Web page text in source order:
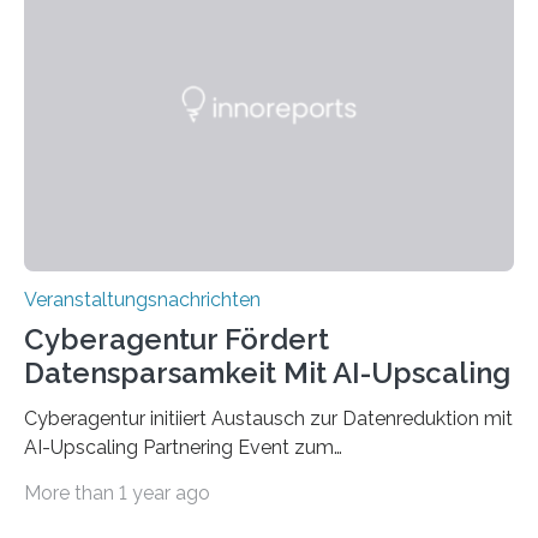
„QUAZAR“ mit insgesamt 1,15 Millionen Euro über vier
Veranstaltungsnachrichten
Cyberagentur Fördert
Datensparsamkeit Mit AI-Upscaling
Cyberagentur initiiert Austausch zur Datenreduktion mit
AI-Upscaling Partnering Event zum
innovative DatenverarbeitungDie Agentur für
More than 1 year ago